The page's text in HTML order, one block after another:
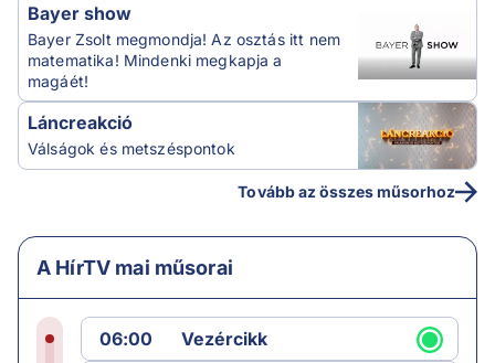
Bayer show
Bayer Zsolt megmondja! Az osztás itt nem
matematika! Mindenki megkapja a
magáét!
Láncreakció
Válságok és metszéspontok
Tovább az összes műsorhoz
A HírTV mai műsorai
06:00
Vezércikk